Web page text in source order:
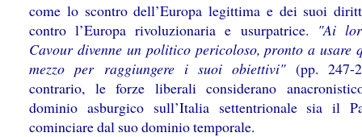
come lo scontro dell’Europa legittima e dei suoi
contro l’Europa rivoluzionaria e usurpatrice. "Ai
Cavour divenne un politico pericoloso, pronto a usare
mezzo per raggiungere i suoi obiettivi"(pp. 247-
contrario, le forze liberali considerano
dominio asburgico sull’Italia settentrionale sia il
cominciare dal suo dominio temporale.